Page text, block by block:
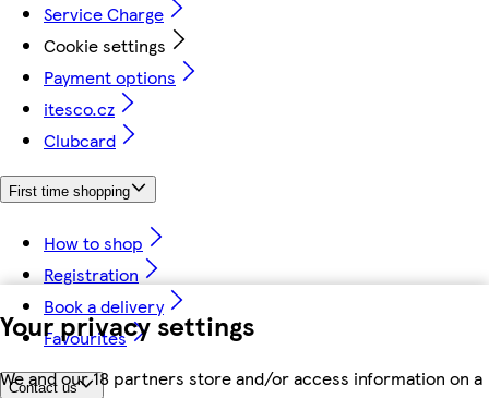
Your privacy settings
We and our 18 partners store and/or access information on a
Service Charge
Cookie settings
Payment options
itesco.cz
Clubcard
First time shopping
How to shop
Registration
Book a delivery
Favourites
Contact us